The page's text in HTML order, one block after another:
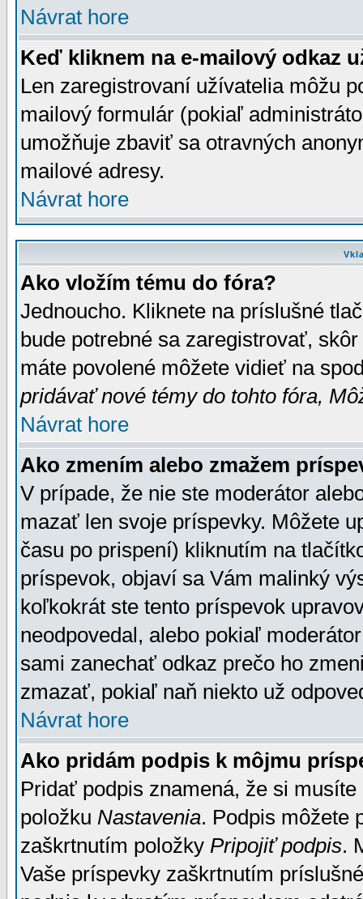
Návrat hore
Keď kliknem na e-mailový odkaz
Len zaregistrovaní užívatelia môžu
mailový formulár (pokiaľ
umožňuje zbaviť sa otravných
mailové adresy.
Návrat hore
Ako vložím tému do fóra?
Jednoucho. Kliknete na príslušné
bude potrebné sa zaregistrovať,
máte povolené môžete vidieť na
pridávať nové témy do tohto fóra,
Návrat hore
Ako zmením alebo zmažem
V prípade, že nie ste moderátor
mazať len svoje príspevky. Môžete
času po prispení) kliknutím na
príspevok, objaví sa Vám malinký
koľkokrát ste tento príspevok
neodpovedal, alebo pokiaľ
sami zanechať odkaz prečo ho
zmazať, pokiaľ naň niekto už
Návrat hore
Ako pridám podpis k môjmu
Pridať podpis znamená, že si
položku Nastavenia. Podpis môžete
zaškrtnutím položky Pripojiť podpis.
Vaše príspevky zaškrtnutím